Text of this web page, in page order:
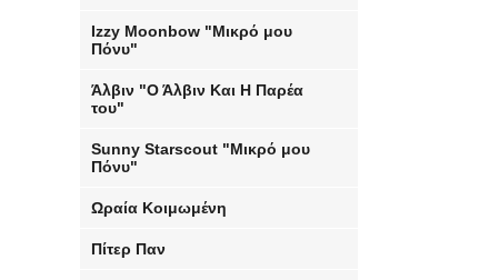
Izzy Moonbow "Μικρό μου
Πόνυ"
Άλβιν "Ο Άλβιν Και Η Παρέα
του"
Sunny Starscout "Μικρό μου
Πόνυ"
Ωραία Κοιμωμένη
Πίτερ Παν